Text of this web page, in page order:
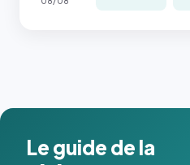
place, et
cas. #}
Le guide de la